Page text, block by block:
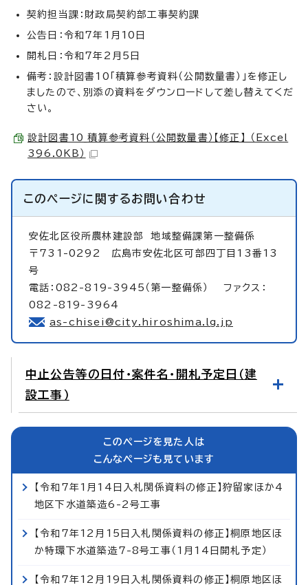
契約担当課：財政局契約部工事契約課
公告日：令和7年1月10日
開札日：令和7年2月5日
備考：設計図書10「積算参考資料（公開数量書）」を修正し
ましたので、別添の資料をダウンロードして差し替えてくだ
さい。
設計図書10_積算参考資料（公開数量書）【修正】 （Excel
396.0KB）
このページに関するお問い合わせ
安佐北区役所農林建設部地域整備課第一整備係
〒731-0292 広島市安佐北区可部四丁目13番13
号
電話：082-819-3945（第一整備係） ファクス：
082-819-3964
as-chisei@city.hiroshima.lg.jp
中止公告等の日付・案件名・開札予定日（建
設工事）
このページを見た人は
こんなページも見ています
【令和7年1月14日入札関係資料の修正】狩留家ほか4
地区下水道築造6-2号工事
【令和7年12月15日入札関係資料の修正】桐原地区ほ
か特環下水道築造7-8号工事（1月14日開札予定）
【令和7年12月19日入札関係資料の修正】桐原地区ほ